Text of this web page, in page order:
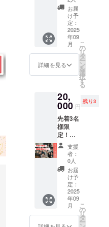
ご支援
で、1名
の若者
が「シ
ン その
まんま
24時間
滞在
ご友人
やご家
族と一
緒に、
協力し
てご支
援いた
だける
と嬉し
いで
す。 ②
支援者
限定の
活動報
は、全
てメー
ルにて
お届け
いたし
ます。
期の変
更があ
る場合
は、事
前にご
連絡い
たしま
オンラ
イン報
詳細
は、日
時が決
まり次
第お知
らせい
たしま
す。
け） ②
活動報
告レ
ポート
(10月送
からの
お礼
（5月送
付予
定） ▽
②活動
報告レ
ポート
につい
て 『シ
ン その
まんま
荘』に
滞在し
た若者
たち
――そ
よう
に、ぜ
ひご支
援お願
いしま
す！！
ターン
内容 ①
ま荘に
滞在
し、相
談をし
た若者3
名から
の感想
メッ
セージ
（支援
者様に
メール
でお届
け） ②
分間の
お話（1
回） ②
活動報
告レ
ポート
(10月送
付予定)
メッ
セージ
（5月送
付予
定） ▽
荒木と
の20分
間のお
話（1
回）に
ついて
場所：
Zoom等
で実施
時期：
き合っ
てきま
した。
その経
験をも
とに、
あなた
が本音
をさせ
てくだ
▼リ
ターン
内容 ①
荒木と
の60分
間のお
話（1
回） ②
活動報
告レ
ポート
(10月送
付予定)
祭』へ
の参加
チケッ
トをい
ち早く
ご用意
いたし
まし
た！ 復
――『
そのま
んま
荘』を
卒業し
た仲間
たち
と、こ
れから
『シン
そのま
んま
荘』を
つくっ
ていく
若者た
ちが出
お届
け予
定：
2025
年09
月
詳細を見る
こ
の
リ
タ
ー
ン
を
選
択
す
る
20,
000 円
残り3
先着3名
様限
定！
『シン
そのま
んま
荘』の
復活を
お祝い
しませ
んか？
復活祭
とは
――こ
支援
者：
0人
お届
け予
定：
2025
年09
月
こ
の
リ
タ
ー